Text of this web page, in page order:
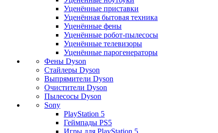
Уценённые приставки
Уценённая бытовая техника
Уценённые фены
Уценённые робот-пылесосы
Уценённые телевизоры
Уценённые парогенераторы
Фены Dyson
Стайлеры Dyson
Выпрямители Dyson
Очистители Dyson
Пылесосы Dyson
Sony
PlayStation 5
Геймпады PS5